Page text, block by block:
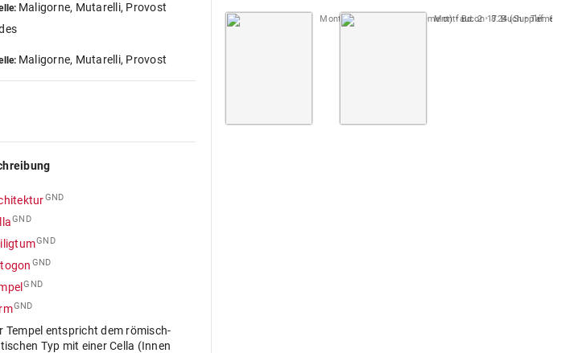
Maligorne, Mutarelli, Provost
Maligorne, Mutarelli, Provost
GND
GND
GND
GND
GND
GND
Tempel entspricht dem römisch-
Typ mit einer Cella (Innen
Montfaucon 1724 (Supplément) Bd. 2 8. Buch Taf. 60
Montfaucon 1724 (Supplément)